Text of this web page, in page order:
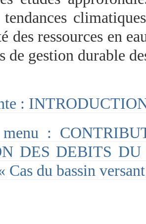
tendances
des ressources en
de gestion durable
:
menu :
DES DEBITS
Cas du bassin